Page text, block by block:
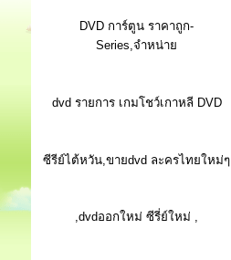
DVD การ์ตูน ราคาถูก-
Series,จำหน่าย
dvd รายการ เกมโชว์เกาหลี DVD
ซีรีย์ไต้หวัน,ขายdvd ละครไทยใหม่ๆ
,dvdออกใหม่ ซีรี่ย์ใหม่ ,